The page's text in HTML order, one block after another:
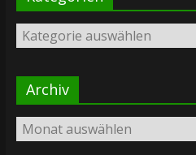
Kategorien
Archiv
Archiv